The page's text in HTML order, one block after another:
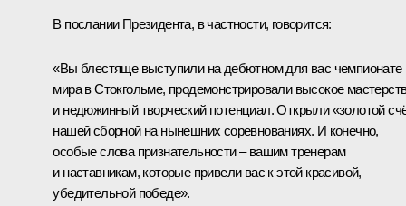
В послании Президента, в частности, говорится:
«Вы блестяще выступили на дебютном для вас чемпионате
мира в Стокгольме, продемонстрировали высокое
и недюжинный творческий потенциал. Открыли «золотой
нашей сборной на нынешних соревнованиях. И конечно,
особые слова признательности – вашим тренерам
и наставникам, которые привели вас к этой красивой,
убедительной победе».